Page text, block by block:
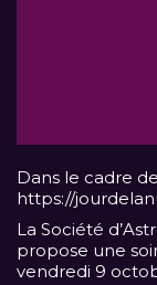
Dans le cadre
https://
La Société
propose une
vendredi 9